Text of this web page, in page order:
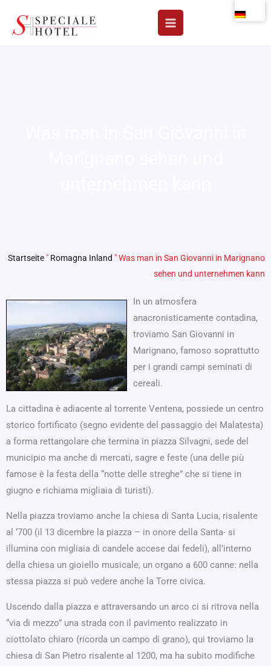
Inhalt
Startseite " Romagna Inland "Was man in San Giovanni in Marignano
sehen und unternehmen kann
In un atmosfera
anacronisticamente contadina,
troviamo San Giovanni in
Marignano, famoso soprattutto
per i grandi campi seminati di
cereali.
La cittadina è adiacente al torrente Ventena, possiede un centro
storico fortificato (segno evidente del passaggio dei Malatesta)
a forma rettangolare che termina in piazza Silvagni, sede del
municipio ma anche di mercati, sagre e feste (una delle più
famose è la festa della “notte delle streghe” che si tiene in
giugno e richiama migliaia di turisti).
Nella piazza troviamo anche la chiesa di Santa Lucia, risalente
al ‘700 (il 13 dicembre la piazza – in onore della Santa- si
illumina con migliaia di candele accese dai fedeli), all’interno
della chiesa un gioiello musicale, un organo a 600 canne: nella
stessa piazza si può vedere anche la Torre civica.
Uscendo dalla piazza e attraversando un arco ci si ritrova nella
“via di mezzo” una strada con il pavimento realizzato in
ciottolato chiaro (ricorda un campo di grano), qui troviamo la
chiesa di San Pietro risalente al 1200, ma ha subito modifiche